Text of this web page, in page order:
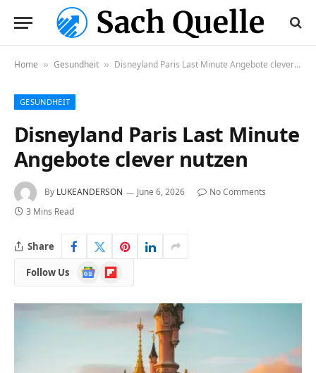
Home » Gesundheit » Disneyland Paris Last Minute Angebote clever nutzen
GESUNDHEIT
Disneyland Paris Last Minute
Angebote clever nutzen
By LUKEANDERSON June 6, 2026
No Comments
3 Mins Read
Share
Follow Us
Google
News
Flipboard